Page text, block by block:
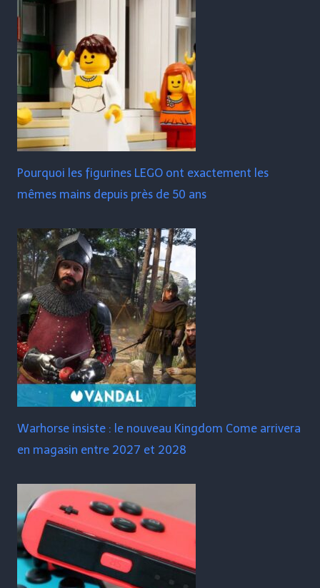
Pourquoi les figurines LEGO ont exactement les
mêmes mains depuis près de 50 ans
Warhorse insiste : le nouveau Kingdom Come arrivera
en magasin entre 2027 et 2028